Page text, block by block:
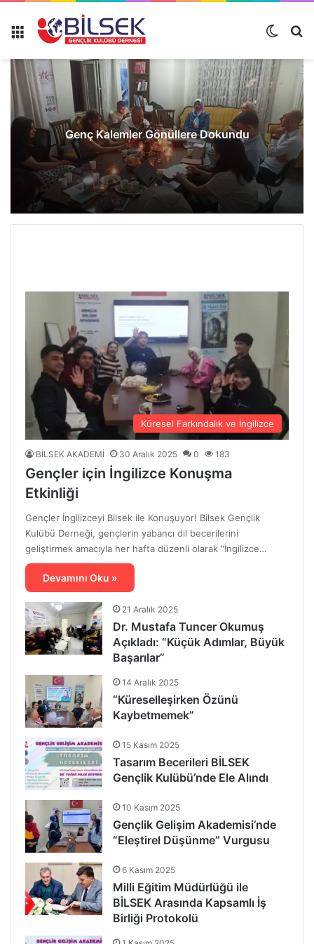
Genç Kalemler Gönüllere Dokundu
Küresel Farkındalık ve İngilizce
BİLSEK AKADEMİ 30 Aralık 2025 0 183
Gençler için İngilizce Konuşma
Etkinliği
Gençler İngilizceyi Bilsek ile Konuşuyor! Bilsek Gençlik
Kulübü Derneği, gençlerin yabancı dil becerilerini
geliştirmek amacıyla her hafta düzenli olarak “İngilizce…
Devamını Oku »
21 Aralık 2025
Dr. Mustafa Tuncer Okumuş
Açıkladı: “Küçük Adımlar, Büyük
Başarılar”
14 Aralık 2025
“Küreselleşirken Özünü
Kaybetmemek”
15 Kasım 2025
Tasarım Becerileri BİLSEK
Gençlik Kulübü’nde Ele Alındı
10 Kasım 2025
Gençlik Gelişim Akademisi’nde
“Eleştirel Düşünme” Vurgusu
6 Kasım 2025
Milli Eğitim Müdürlüğü ile
BİLSEK Arasında Kapsamlı İş
Birliği Protokolü